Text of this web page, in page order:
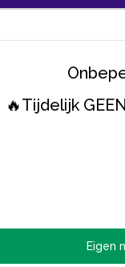
🔥Tijdelijk
Eigen